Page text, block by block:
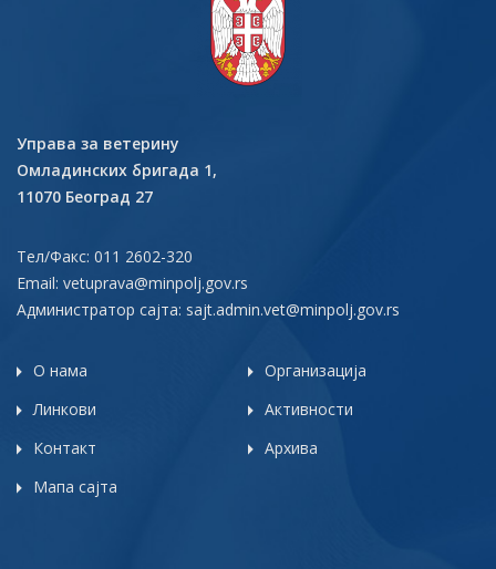
Управа за ветерину
Омладинских бригада 1,
11070 Београд 27
Тел/Факс: 011 2602-320
Email: vetuprava@minpolj.gov.rs
Администратор сајта: sajt.admin.vet@minpolj.gov.rs
О нама
Организација
Линкови
Активности
Контакт
Архива
Мапа сајта